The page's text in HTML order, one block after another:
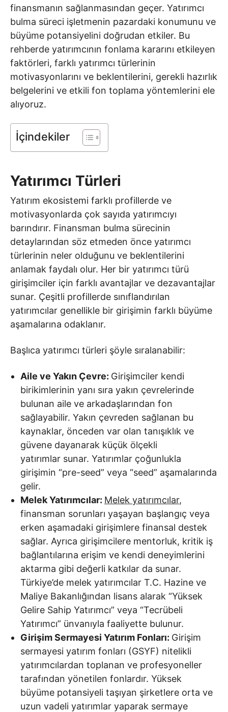
finansmanın sağlanmasından geçer. Yatırımcı
bulma süreci işletmenin pazardaki konumunu ve
büyüme potansiyelini doğrudan etkiler. Bu
rehberde yatırımcının fonlama kararını etkileyen
faktörleri, farklı yatırımcı türlerinin
motivasyonlarını ve beklentilerini, gerekli hazırlık
belgelerini ve etkili fon toplama yöntemlerini ele
alıyoruz.
İçindekiler
Yatırımcı Türleri
Yatırım ekosistemi farklı profillerde ve
motivasyonlarda çok sayıda yatırımcıyı
barındırır. Finansman bulma sürecinin
detaylarından söz etmeden önce yatırımcı
türlerinin neler olduğunu ve beklentilerini
anlamak faydalı olur. Her bir yatırımcı türü
girişimciler için farklı avantajlar ve dezavantajlar
sunar. Çeşitli profillerde sınıflandırılan
yatırımcılar genellikle bir girişimin farklı büyüme
aşamalarına odaklanır.
Başlıca yatırımcı türleri şöyle sıralanabilir:
Aile ve Yakın Çevre: Girişimciler kendi
birikimlerinin yanı sıra yakın çevrelerinde
bulunan aile ve arkadaşlarından fon
sağlayabilir. Yakın çevreden sağlanan bu
kaynaklar, önceden var olan tanışıklık ve
güvene dayanarak küçük ölçekli
yatırımlar sunar. Yatırımlar çoğunlukla
girişimin “pre-seed” veya “seed” aşamalarında
gelir.
Melek Yatırımcılar: Melek yatırımcılar,
finansman sorunları yaşayan başlangıç veya
erken aşamadaki girişimlere finansal destek
sağlar. Ayrıca girişimcilere mentorluk, kritik iş
bağlantılarına erişim ve kendi deneyimlerini
aktarma gibi değerli katkılar da sunar.
Türkiye’de melek yatırımcılar T.C. Hazine ve
Maliye Bakanlığından lisans alarak “Yüksek
Gelire Sahip Yatırımcı” veya “Tecrübeli
Yatırımcı” ünvanıyla faaliyette bulunur.
Girişim Sermayesi Yatırım Fonları: Girişim
sermayesi yatırım fonları (GSYF) nitelikli
yatırımcılardan toplanan ve profesyoneller
tarafından yönetilen fonlardır. Yüksek
büyüme potansiyeli taşıyan şirketlere orta ve
uzun vadeli yatırımlar yaparak sermaye